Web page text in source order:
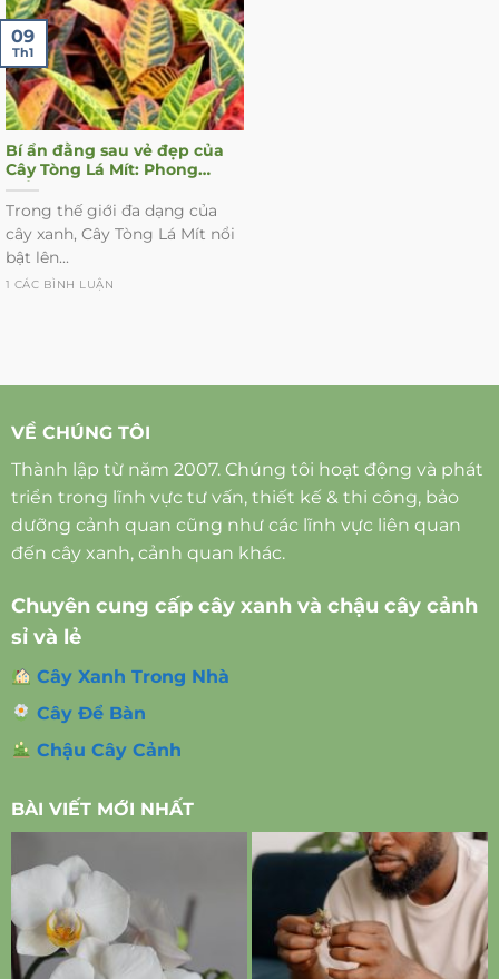
Bí ẩn đằng sau vẻ đẹp của
Cây Tòng Lá Mít: Phong
thủy, công dụng và cách
chăm sóc
Trong thế giới đa dạng của
cây xanh, Cây Tòng Lá Mít nổi
bật lên...
1 CÁC BÌNH LUẬN
09
Th1
VỀ CHÚNG TÔI
Thành lập từ năm 2007. Chúng tôi hoạt động và phát
triển trong lĩnh vực tư vấn, thiết kế & thi công, bảo
dưỡng cảnh quan cũng như các lĩnh vực liên quan
đến cây xanh, cảnh quan khác.
Chuyên cung cấp cây xanh và chậu cây cảnh
sỉ và lẻ
Cây Xanh Trong Nhà
Cây Để Bàn
Chậu Cây Cảnh
BÀI VIẾT MỚI NHẤT